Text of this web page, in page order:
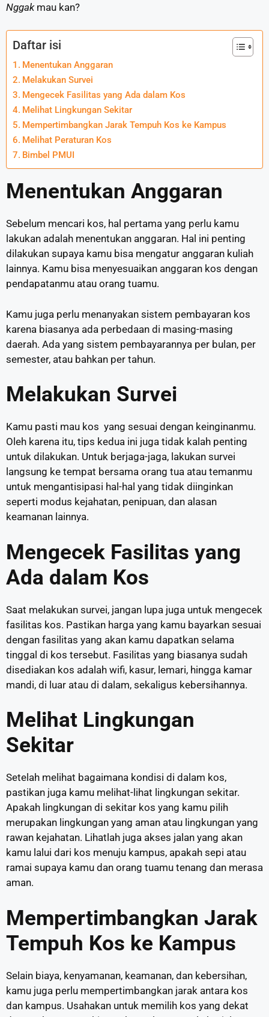
Nggakmau kan?
Daftar isi
Menentukan Anggaran
Melakukan Survei
Mengecek Fasilitas yang Ada dalam Kos
Melihat Lingkungan Sekitar
Mempertimbangkan Jarak Tempuh Kos ke Kampus
Melihat Peraturan Kos
Bimbel PMUI
Menentukan Anggaran
Sebelum mencari kos, hal pertama yang perlu kamu
lakukan adalah menentukan anggaran. Hal ini penting
dilakukan supaya kamu bisa mengatur anggaran kuliah
lainnya. Kamu bisa menyesuaikan anggaran kos dengan
pendapatanmu atau orang tuamu.
Kamu juga perlu menanyakan sistem pembayaran kos
karena biasanya ada perbedaan di masing-masing
daerah. Ada yang sistem pembayarannya per bulan, per
semester, atau bahkan per tahun.
Melakukan Survei
Kamu pasti mau kos yang sesuai dengan keinginanmu.
Oleh karena itu, tips kedua ini juga tidak kalah penting
untuk dilakukan. Untuk berjaga-jaga, lakukan survei
langsung ke tempat bersama orang tua atau temanmu
untuk mengantisipasi hal-hal yang tidak diinginkan
seperti modus kejahatan, penipuan, dan alasan
keamanan lainnya.
Mengecek Fasilitas yang
Ada dalam Kos
Saat melakukan survei, jangan lupa juga untuk mengecek
fasilitas kos. Pastikan harga yang kamu bayarkan sesuai
dengan fasilitas yang akan kamu dapatkan selama
tinggal di kos tersebut. Fasilitas yang biasanya sudah
disediakan kos adalah wifi, kasur, lemari, hingga kamar
mandi, di luar atau di dalam, sekaligus kebersihannya.
Melihat Lingkungan
Sekitar
Setelah melihat bagaimana kondisi di dalam kos,
pastikan juga kamu melihat-lihat lingkungan sekitar.
Apakah lingkungan di sekitar kos yang kamu pilih
merupakan lingkungan yang aman atau lingkungan yang
rawan kejahatan. Lihatlah juga akses jalan yang akan
kamu lalui dari kos menuju kampus, apakah sepi atau
ramai supaya kamu dan orang tuamu tenang dan merasa
aman.
Mempertimbangkan Jarak
Tempuh Kos ke Kampus
Selain biaya, kenyamanan, keamanan, dan kebersihan,
kamu juga perlu mempertimbangkan jarak antara kos
dan kampus. Usahakan untuk memilih kos yang dekat